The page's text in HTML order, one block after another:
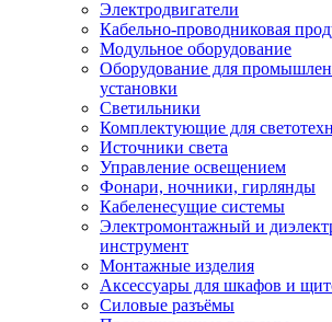
Электродвигатели
Кабельно-проводниковая
Модульное оборудование
Оборудование для
установки
Светильники
Комплектующие для
Источники света
Управление освещением
Фонари, ночники, гирлянды
Кабеленесущие системы
Электромонтажный и
инструмент
Монтажные изделия
Аксессуары для шкафов и
Силовые разъёмы